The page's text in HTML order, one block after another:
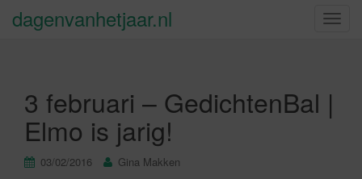
S
dagenvanhetjaar.nl
3 februari – GedichtenBal |
Elmo is jarig!
03/02/2016 Gina Makken